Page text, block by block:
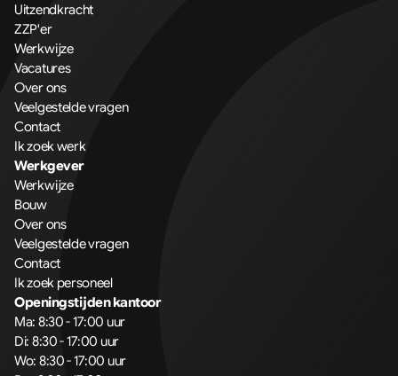
Uitzendkracht
ZZP'er
Werkwijze
Vacatures
Over ons
Veelgestelde vragen
Contact
Ik zoek werk
Werkgever
Werkwijze
Bouw
Over ons
Veelgestelde vragen
Contact
Ik zoek personeel
Openingstijden kantoor
Ma: 8:30 - 17:00 uur
Di: 8:30 - 17:00 uur
Wo: 8:30 - 17:00 uur